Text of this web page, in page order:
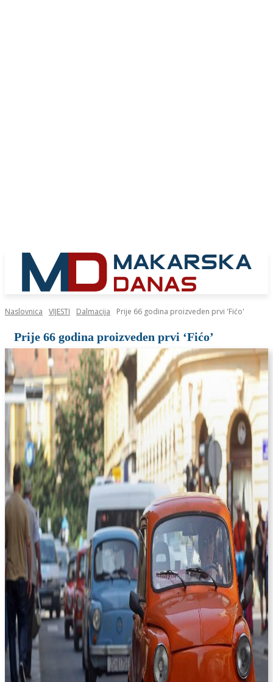
Naslovnica VIJESTI Dalmacija Prije 66 godina proizveden prvi 'Fićo'
Prije 66 godina proizveden prvi ‘Fićo’